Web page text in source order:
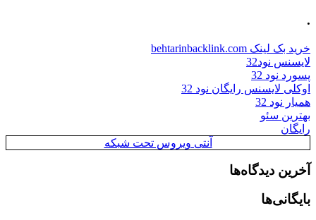
.
خرید بک لینک behtarinbacklink.com
لایسنس نود32
پسورد نود 32
اوکلی لایسنس رایگان نود 32
همیار نود 32
بهترین سئو
رایگان
آنتی ویروس تحت شبکه
آخرین دیدگاه‌ها
بایگانی‌ها